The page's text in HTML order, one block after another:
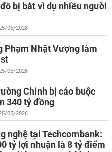
bị bắt vì dụ nhiều người
05/2026
Phạm Nhật Vượng làm
05/2026
Chinh bị cáo buộc
340 tỷ đồng
05/2026
nghệ tại Techcombank:
tỷ lợi nhuận là 8 tỷ điểm